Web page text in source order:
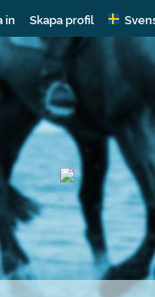
in Skapa profil